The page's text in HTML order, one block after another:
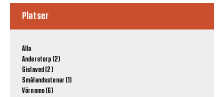
Platser
Alla
Anderstorp (2)
Gislaved (2)
Smålandsstenar (1)
Värnamo (6)